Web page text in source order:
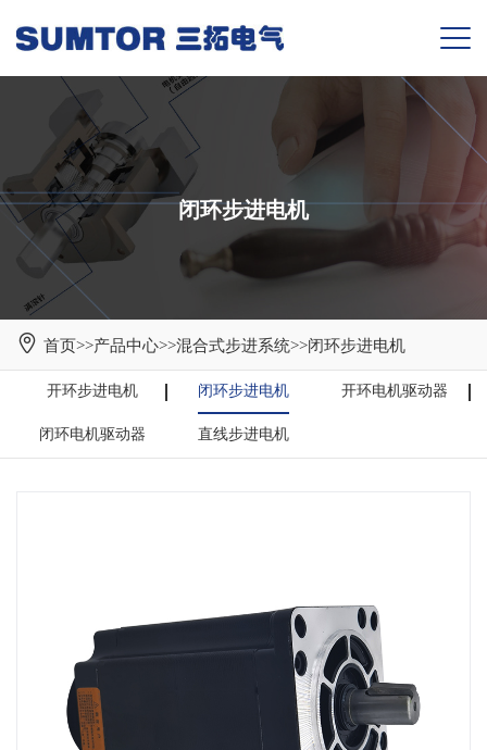
闭环步进电机
首页>>产品中心>>混合式步进系统>>闭环步进电机
开环步进电机 闭环步进电机 开环电机驱动器
闭环电机驱动器 直线步进电机